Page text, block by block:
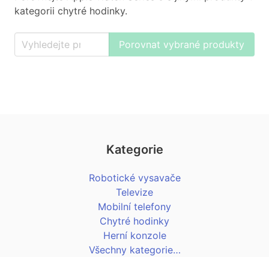
kategorii chytré hodinky.
Porovnat vybrané produkty
Kategorie
Robotické vysavače
Televize
Mobilní telefony
Chytré hodinky
Herní konzole
Všechny kategorie…